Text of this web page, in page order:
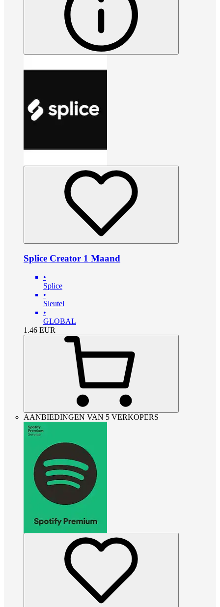
Splice Creator 1 Maand
•
Splice
•
Sleutel
•
GLOBAL
1.46 EUR
AANBIEDINGEN VAN 5 VERKOPERS